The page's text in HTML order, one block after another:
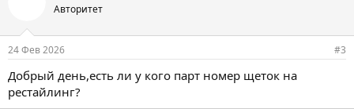
Авторитет
24 Фев 2026 #3
Добрый день,есть ли у кого парт номер щеток на
рестайлинг?